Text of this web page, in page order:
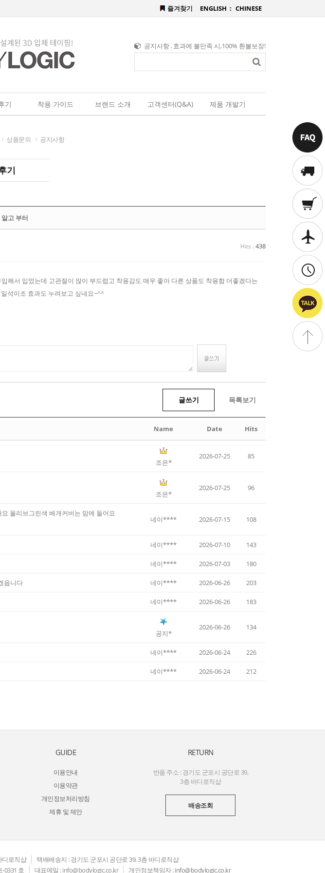
즐겨찾기 ENGLISH : CHINESE
공지사항 .효과에 불만족 시,100% 환불보장!
기 착용 가이드 브랜드 소개 고객센터(Q&A) 제품 개발기
상품문의 공지사항
기
고 부터
Hits : 438
해서 입었는데 고관절이 많이 부드럽고 착용감도 매우 좋아 다른 상품도 착용함 더좋겠다는
석이조 효과도 누려보고 싶네요~^^
글쓰기 목록보기
Name Date Hits
조은*
2026-07-25 85
조은*
2026-07-25 96
올리브그린색 베개커버는 맘에 들어요
네이**** 2026-07-15 108
네이**** 2026-07-10 143
네이**** 2026-07-03 180
읍니다 네이**** 2026-06-26 203
네이**** 2026-06-26 183
공지*
2026-06-26 134
네이**** 2026-06-24 226
네이**** 2026-06-24 212
GUIDE
이용안내
이용약관
개인정보처리방침
제휴 및 제안
RETURN
반품 주소 : 경기도 군포시 공단로 39,
3층 바디로직샵
배송조회
디로직샵
택배배송지 : 경기도 군포시 공단로 39, 3층 바디로직샵
0331 호 대표메일 : info@bodylogic.co.kr 개인정보책임자 :info@bodylogic.co.kr